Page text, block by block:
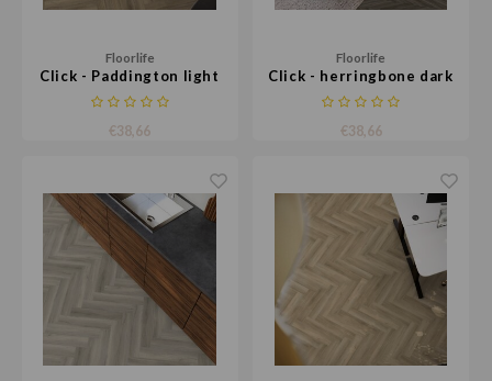
Floorlife
Click - Paddington light
brown
€38,66
Floorlife
Click - herringbone dark
grey
€38,66